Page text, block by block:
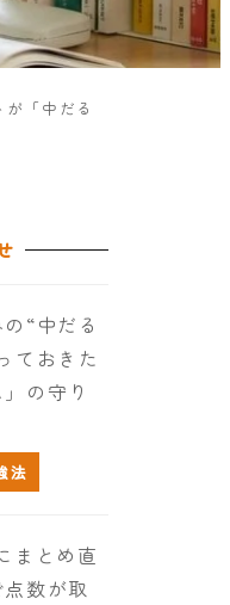
「中だる
“中だる
ておきた
の守り
法
まとめ直
数が取